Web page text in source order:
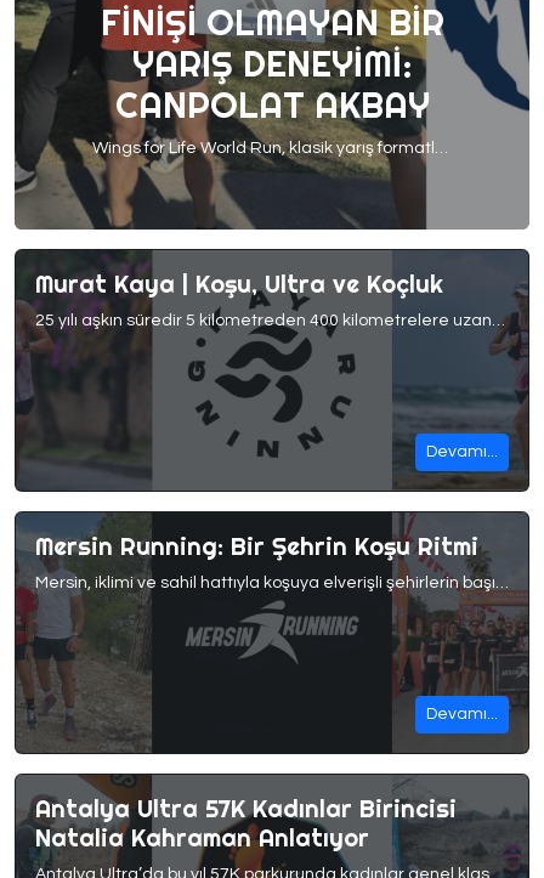
FINIŞI OLMAYAN BIR
YARIŞ DENEYIMI:
CANPOLAT AKBAY
Wings for Life World Run, klasik yarış formatlarından farklı olarak sabit bir finiş çizgisine sahip değil. Tüm dünyada aynı anda başlayan bu koşuda, yarış sizi arkadan takip eden Yakalama Aracı yakaladığında sona eriyor. “Koşamayanlar için koşmak” mottosuyla düzenlenen bu global organizasyon, her yıl binlerce koşucuyu aynı amaç etrafında bir araya getiriyor.Bu yıl Wings for Life […]
Murat Kaya | Koşu, Ultra ve Koçluk
25 yılı aşkın süredir 5 kilometreden 400 kilometrelere uzanan mesafelerde koşan, Türkiye’yi 100 km dünya şampiyonalarında temsil eden, rekorlar kıran ve aynı zamanda koşu koçluğu yapan Murat Kaya ile bir araya geldik.Onu bugün bulunduğu noktaya taşıyan koşu yolculuğunu, unutamadığı yarışları, uluslararası deneyimlerini ve KayaRunning’in hikâyesini kendi sözlerinden dinledik. 1. Koşuya Nasıl Başladı? 11 Mayıs 1974 […]
Devamı...
Mersin Running: Bir Şehrin Koşu Ritmi
Mersin, iklimi ve sahil hattıyla koşuya elverişli şehirlerin başında geliyor. Bu potansiyelin gerçek bir koşu kültürüne dönüşmesinde ise Mersin Running’in payı büyük. 2019’dan bu yana istikrarlı şekilde büyüyen kulüp, sadece bir antrenman grubu değil; şehrin sporla kurduğu bağın önemli bir parçası. Mersin Running ile kulübün hikâyesini, şehirde koşmanın nasıl bir deneyim olduğunu ve koşu kültürünü […]
Devamı...
Antalya Ultra 57K Kadınlar Birincisi
Natalia Kahraman Anlatıyor
Antalya Ultra’da bu yıl 57K parkurunda kadınlar genel klasmanında birincilik elde eden Natalia Kahraman ile konuştuk. Uzun mesafe koşularına sakin, bilinçli ve acele etmeden yaklaşan Natalia için koşu; yalnızca yarış ve sonuçlardan ibaret değil, hayatın farklı dönemleriyle birlikte evrilen bir denge alanı. Koşuya bakışı, anne olduktan sonra değişen öncelikleri ve ultra mesafelere uzanan yolculuğunu kendi […]